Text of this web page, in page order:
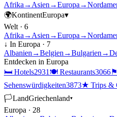
Afrika → Asien →Europa →
🌍KontinentEuropa▾
Welt · 6
Afrika → Asien →Europa →
↓ In Europa · 7
Albanien →Belgien →Bulgarien →
Entdecken in Europa
🛏 Hotels2931 🍽 Restaurants3066⚑
Sehenswürdigkeiten3873★ Trips &
🏳LandGriechenland▾
Europa · 28